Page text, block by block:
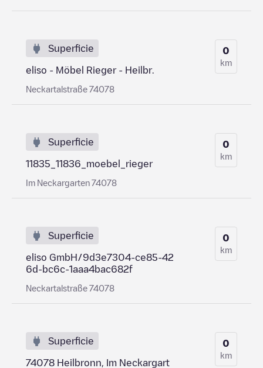
Superficie
eliso - Möbel Rieger - Heilbr.
Neckartalstraße 74078
0
km
Superficie
11835_11836_moebel_rieger
Im Neckargarten 74078
0
km
Superficie
eliso GmbH/9d3e7304-ce85-42
6d-bc6c-1aaa4bac682f
Neckartalstraße 74078
0
km
Superficie
74078 Heilbronn, Im Neckargart
0
km